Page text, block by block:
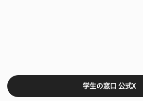
学生の窓口 公式X